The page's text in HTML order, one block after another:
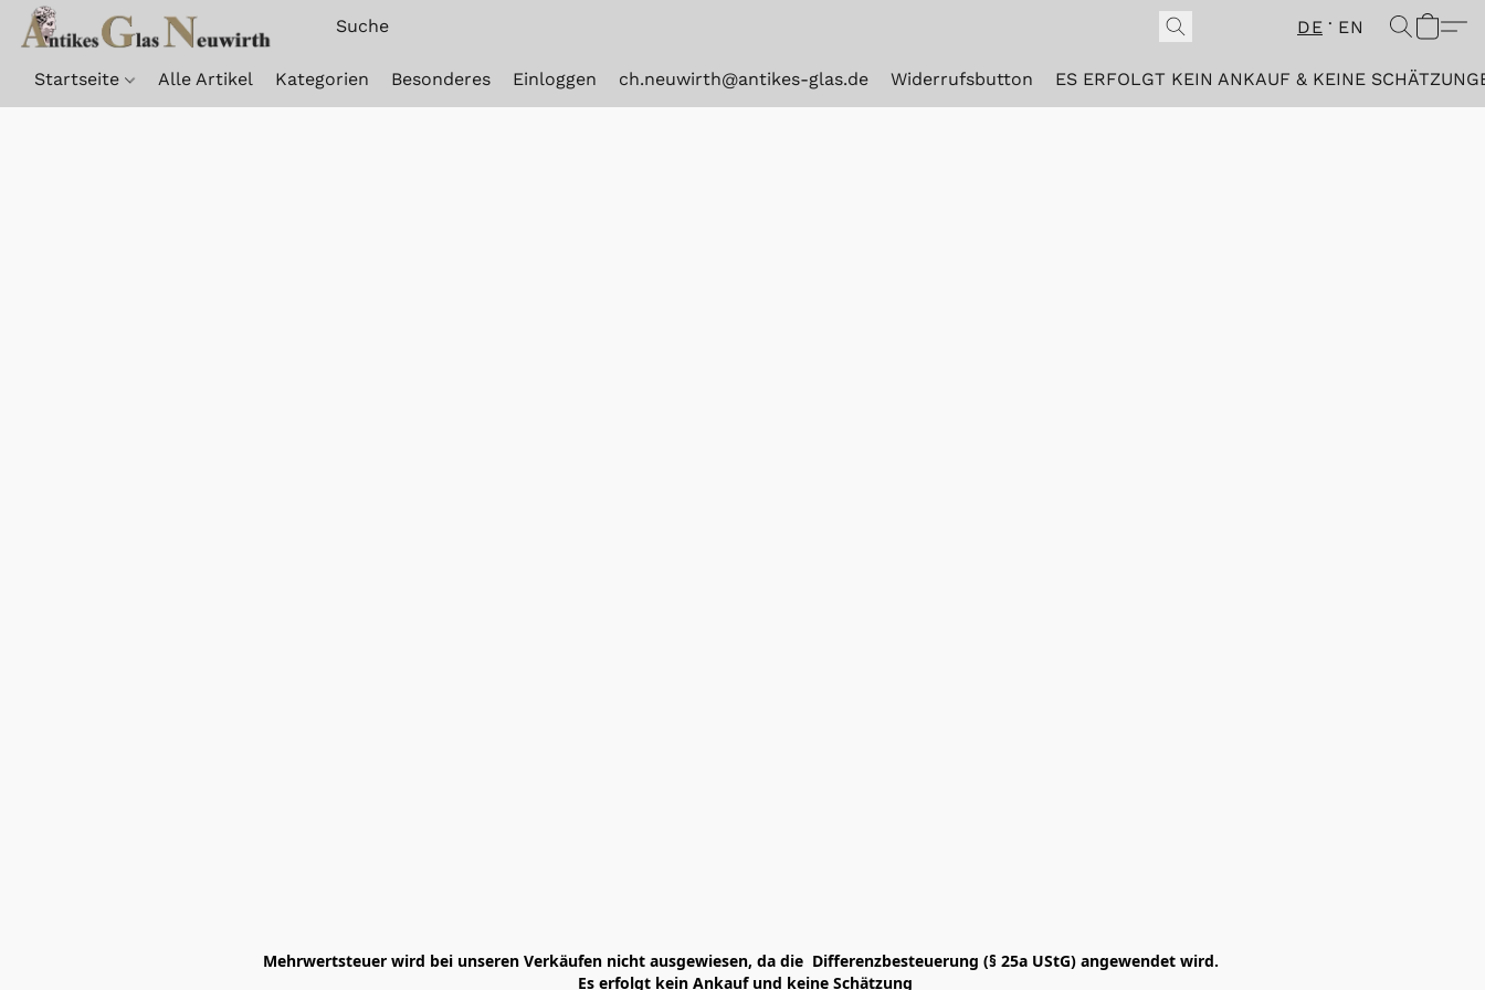
DE EN
Startseite Alle Artikel Kategorien Besonderes Einloggen ch.neuwirth@antikes-glas.de Widerrufsbutton ES ERFOLGT KEIN ANKAUF & KEINE
Mehrwertsteuer wird bei unseren Verkäufen nicht ausgewiesen, da die  Differenzbesteuerung (§ 25a UStG) angewendet wird.